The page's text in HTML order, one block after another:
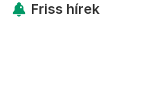
Friss hírek